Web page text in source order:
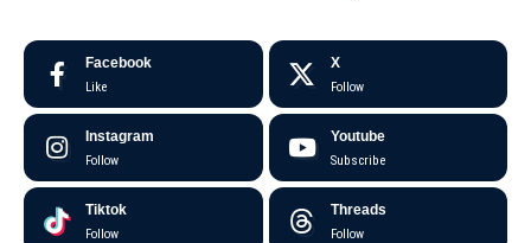
Facebook
Like
X
Follow
Instagram
Follow
Youtube
Subscribe
Tiktok
Follow
Threads
Follow